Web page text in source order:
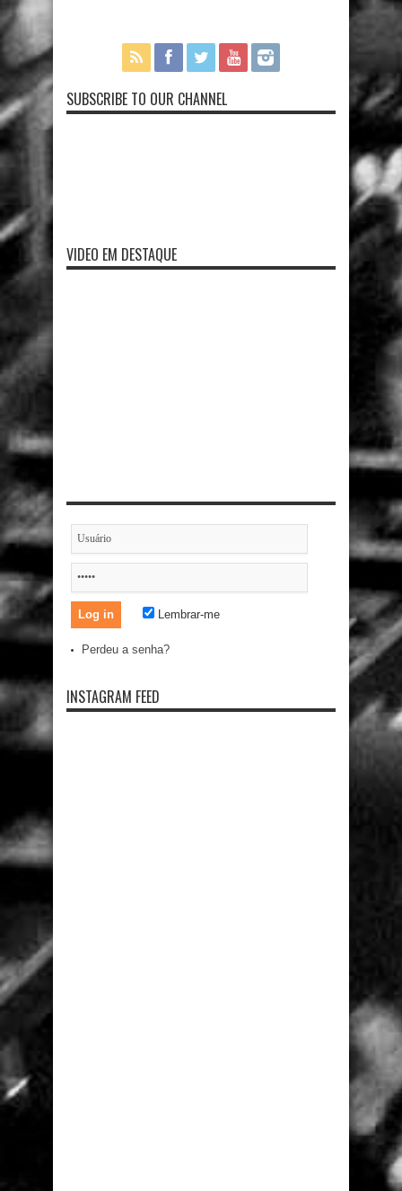
SUBSCRIBE TO OUR CHANNEL
VIDEO EM DESTAQUE
Lembrar-me
Perdeu a senha?
INSTAGRAM FEED